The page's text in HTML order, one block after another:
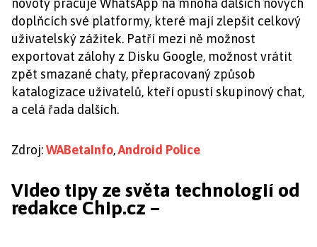
novoty pracuje WhatsApp na mnoha dalších nových
doplňcích své platformy, které mají zlepšit celkový
uživatelský zážitek. Patří mezi ně možnost
exportovat zálohy z Disku Google, možnost vrátit
zpět smazané chaty, přepracovaný způsob
katalogizace uživatelů, kteří opustí skupinový chat,
a celá řada dalších.
Zdroj:WABetaInfo,Android Police
Video tipy ze světa technologií od
redakce Chip.cz –